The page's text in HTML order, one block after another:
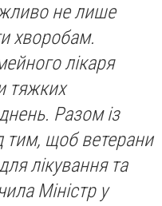
не лише
хворобам.
лікаря
тяжких
Разом із
щоб ветерани
лікування та
Міністр у